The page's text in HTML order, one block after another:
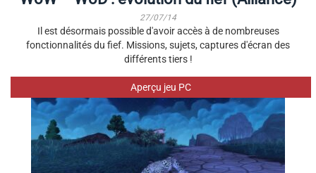
27/07/14
Il est désormais possible d'avoir accès à de nombreuses
fonctionnalités du fief. Missions, sujets, captures d'écran des
différents tiers !
Aperçu jeu PC